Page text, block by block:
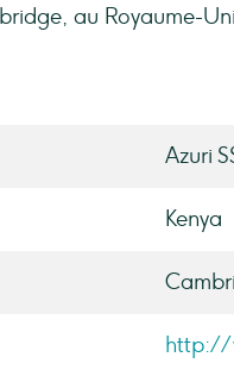
au Royaume-
Azuri
Kenya
http://